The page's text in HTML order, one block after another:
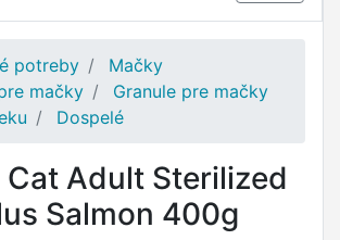
potreby
Mačky
mačky
Granule pre mačky
Dospelé
Cat Adult Sterilized
Salmon 400g